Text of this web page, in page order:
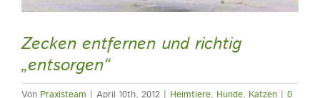
Termine
Zecken entfernen und richtig
„entsorgen“
Von Praxisteam | April 10th, 2012 | Heimtiere, Hunde, Katzen | 0